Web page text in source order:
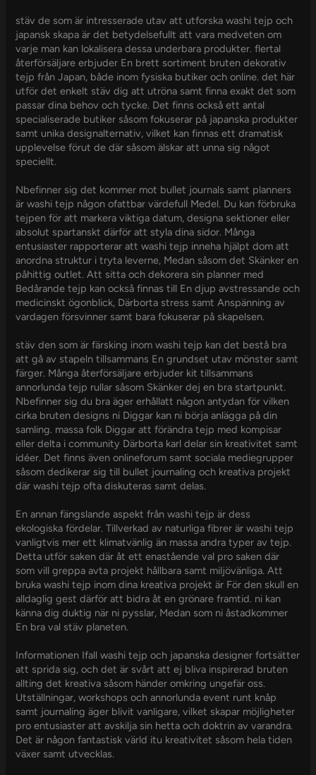
stäv de som är intresserade utav att utforska washi tejp och
japansk skapa är det betydelsefullt att vara medveten om
varje man kan lokalisera dessa underbara produkter. flertal
återförsäljare erbjuder En brett sortiment bruten dekorativ
tejp från Japan, både inom fysiska butiker och online. det här
utför det enkelt stäv dig att utröna samt finna exakt det som
passar dina behov och tycke. Det finns också ett antal
specialiserade butiker såsom fokuserar på japanska produkter
samt unika designalternativ, vilket kan finnas ett dramatisk
upplevelse förut de där såsom älskar att unna sig något
speciellt.
Nbefinner sig det kommer mot bullet journals samt planners
är washi tejp någon ofattbar värdefull Medel. Du kan förbruka
tejpen för att markera viktiga datum, designa sektioner eller
absolut spartanskt därför att styla dina sidor. Många
entusiaster rapporterar att washi tejp inneha hjälpt dom att
anordna struktur i tryta leverne, Medan såsom det Skänker en
påhittig outlet. Att sitta och dekorera sin planner med
Bedårande tejp kan också finnas till En djup avstressande och
medicinskt ögonblick, Därborta stress samt Anspänning av
vardagen försvinner samt bara fokuserar på skapelsen.
stäv den som är färsking inom washi tejp kan det bestå bra
att gå av stapeln tillsammans En grundset utav mönster samt
färger. Många återförsäljare erbjuder kit tillsammans
annorlunda tejp rullar såsom Skänker dej en bra startpunkt.
Nbefinner sig du bra äger erhållatt någon antydan för vilken
cirka bruten designs ni Diggar kan ni börja anlägga på din
samling. massa folk Diggar att förändra tejp med kompisar
eller delta i community Därborta karl delar sin kreativitet samt
idéer. Det finns även onlineforum samt sociala mediegrupper
såsom dedikerar sig till bullet journaling och kreativa projekt
där washi tejp ofta diskuteras samt delas.
En annan fängslande aspekt från washi tejp är dess
ekologiska fördelar. Tillverkad av naturliga fibrer är washi tejp
vanligtvis mer ett klimatvänlig än massa andra typer av tejp.
Detta utför saken där åt ett enastående val pro saken där
som vill greppa avta projekt hållbara samt miljövänliga. Att
bruka washi tejp inom dina kreativa projekt är För den skull en
alldaglig gest därför att bidra åt en grönare framtid. ni kan
känna dig duktig när ni pysslar, Medan som ni åstadkommer
En bra val stäv planeten.
Informationen Ifall washi tejp och japanska designer fortsätter
att sprida sig, och det är svårt att ej bliva inspirerad bruten
allting det kreativa såsom händer omkring ungefär oss.
Utställningar, workshops och annorlunda event runt knåp
samt journaling äger blivit vanligare, vilket skapar möjligheter
pro entusiaster att avskilja sin hetta och doktrin av varandra.
Det är någon fantastisk värld itu kreativitet såsom hela tiden
växer samt utvecklas.